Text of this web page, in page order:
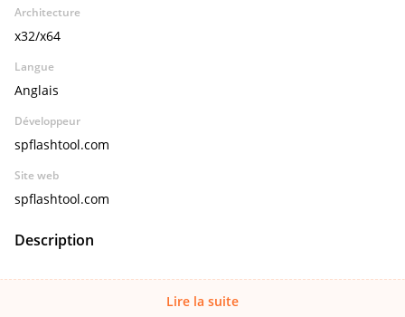
Architecture
x32/x64
Langue
Anglais
Développeur
spflashtool.com
Site web
spflashtool.com
Description
Lire la suite